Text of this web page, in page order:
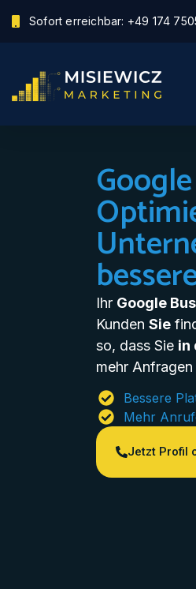
Sofort erreichbar: +49 174
Ihr Google
Kunden Sie
so, dass Sie in
mehr
Bessere
Mehr
Jetzt Profil